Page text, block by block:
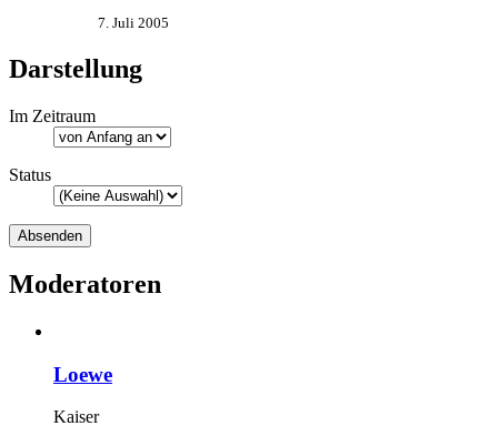
7. Juli 2005
Darstellung
Im Zeitraum
Status
Moderatoren
Loewe
Kaiser